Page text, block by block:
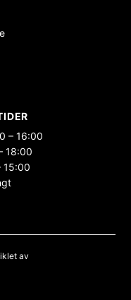
– 16:00
18:00
15:00
av